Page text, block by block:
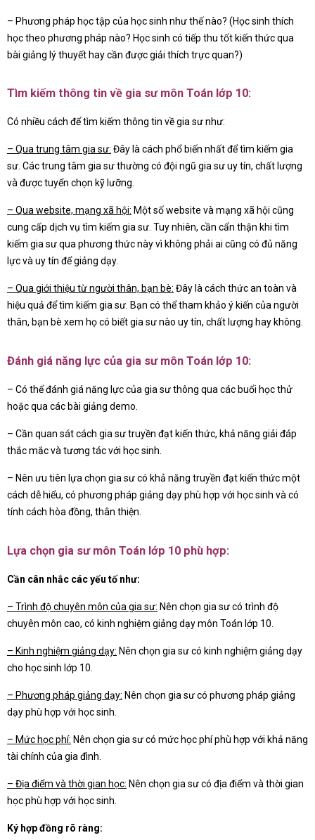
– Phương pháp học tập của học sinh như thế nào? (Học sinh thích
học theo phương pháp nào? Học sinh có tiếp thu tốt kiến thức qua
bài giảng lý thuyết hay cần được giải thích trực quan?)
Tìm kiếm thông tin về gia sư môn Toán lớp 10:
Có nhiều cách để tìm kiếm thông tin về gia sư như:
– Qua trung tâm gia sư: Đây là cách phổ biến nhất để tìm kiếm gia
sư. Các trung tâm gia sư thường có đội ngũ gia sư uy tín, chất lượng
và được tuyển chọn kỹ lưỡng.
– Qua website, mạng xã hội: Một số website và mạng xã hội cũng
cung cấp dịch vụ tìm kiếm gia sư. Tuy nhiên, cần cẩn thận khi tìm
kiếm gia sư qua phương thức này vì không phải ai cũng có đủ năng
lực và uy tín để giảng dạy.
– Qua giới thiệu từ người thân, bạn bè: Đây là cách thức an toàn và
hiệu quả để tìm kiếm gia sư. Bạn có thể tham khảo ý kiến của người
thân, bạn bè xem họ có biết gia sư nào uy tín, chất lượng hay không.
Đánh giá năng lực của gia sư môn Toán lớp 10:
– Có thể đánh giá năng lực của gia sư thông qua các buổi học thử
hoặc qua các bài giảng demo.
– Cần quan sát cách gia sư truyền đạt kiến thức, khả năng giải đáp
thắc mắc và tương tác với học sinh.
– Nên ưu tiên lựa chọn gia sư có khả năng truyền đạt kiến thức một
cách dễ hiểu, có phương pháp giảng dạy phù hợp với học sinh và có
tính cách hòa đồng, thân thiện.
Lựa chọn gia sư môn Toán lớp 10 phù hợp:
Cần cân nhắc các yếu tố như:
– Trình độ chuyên môn của gia sư: Nên chọn gia sư có trình độ
chuyên môn cao, có kinh nghiệm giảng dạy môn Toán lớp 10.
– Kinh nghiệm giảng dạy: Nên chọn gia sư có kinh nghiệm giảng dạy
cho học sinh lớp 10.
– Phương pháp giảng dạy: Nên chọn gia sư có phương pháp giảng
dạy phù hợp với học sinh.
– Mức học phí: Nên chọn gia sư có mức học phí phù hợp với khả năng
tài chính của gia đình.
– Địa điểm và thời gian học: Nên chọn gia sư có địa điểm và thời gian
học phù hợp với học sinh.
Ký hợp đồng rõ ràng: